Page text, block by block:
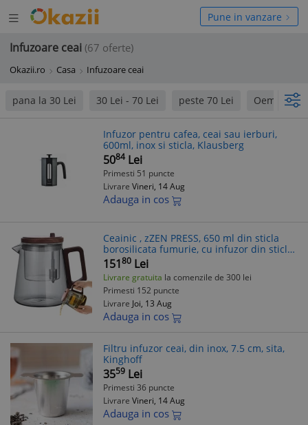
Deschide
meniul
Pune in vanzare
Infuzoare ceai (67 oferte)
Okazii.ro Casa Infuzoare ceai
pana la 30 Lei 30 Lei - 70 Lei peste 70 Lei Oem
Infuzor pentru cafea, ceai sau ierburi,
600ml, inox si sticla, Klausberg
5084 Lei
Primesti 51 puncte
Livrare Vineri, 14 Aug
Adauga in cos
Ceainic , zZEN PRESS, 650 ml din sticla
borosilicata fumurie, cu infuzor din sticla
si sistem cu tija
15180 Lei
Livrare gratuita la comenzile de 300 lei
Primesti 152 puncte
Livrare Joi, 13 Aug
Adauga in cos
Filtru infuzor ceai, din inox, 7.5 cm, sita,
Kinghoff
3559 Lei
Primesti 36 puncte
Livrare Vineri, 14 Aug
Adauga in cos